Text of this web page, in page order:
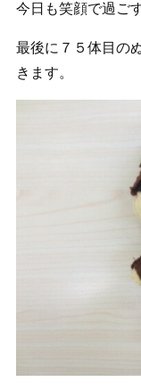
今日も笑顔で過ご
最後に７５体目の
きます。